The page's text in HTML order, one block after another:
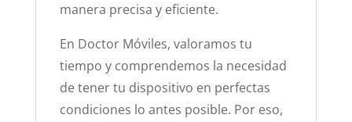
manera precisa y eficiente.
En Doctor Móviles, valoramos tu
tiempo y comprendemos la necesidad
de tener tu dispositivo en perfectas
condiciones lo antes posible. Por eso,